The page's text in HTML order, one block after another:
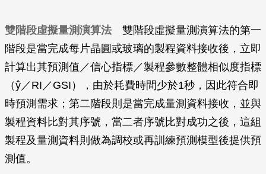
雙階段虛擬量測演算法雙階段虛擬量測演算法的第一
階段是當完成每片晶圓或玻璃的製程資料接收後，立即
計算出其預測值／信心指標／製程參數整體相似度指標
（ŷ／RI／GSI），由於耗費時間少於1秒，因此符合即
時預測需求；第二階段則是當完成量測資料接收，並與
製程資料比對其序號，當二者序號比對成功之後，這組
製程及量測資料則做為調校或再訓練預測模型後提供預
測值。